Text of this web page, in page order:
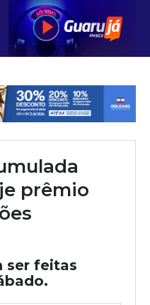
prêmio
ser feitas